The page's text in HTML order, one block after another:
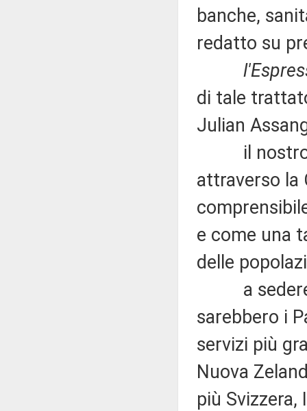
banche,
redatto su
di tale
Julian
il nostro
attraverso la
e come una
delle
a sedere
sarebbero i
servizi più
Nuova
più Svizzera,